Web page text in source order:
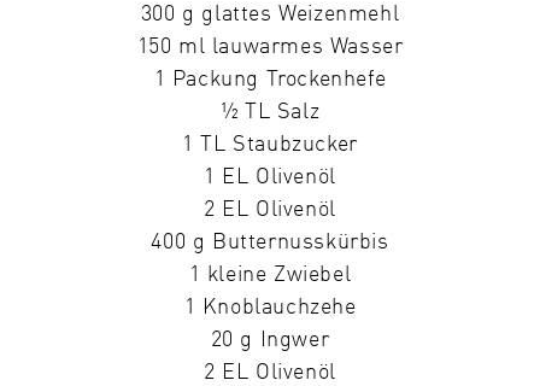
300 g glattes Weizenmehl
150 ml lauwarmes Wasser
1 Packung Trockenhefe
½ TL Salz
1 TL Staubzucker
1 EL Olivenöl
2 EL Olivenöl
400 g Butternusskürbis
1 kleine Zwiebel
1 Knoblauchzehe
20 g Ingwer
2 EL Olivenöl